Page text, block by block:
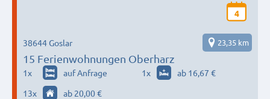
4
15 Ferienwohnungen Oberharz
38644 Goslar 23,35 km
1x auf Anfrage 1x
ab 16,67 €
13x ab 20,00 €